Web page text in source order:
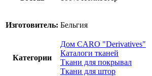
Изготовитель: Бельгия
Категории
Дом CARO "Derivatives"
Каталоги тканей
Ткани для покрывал
Ткани для штор